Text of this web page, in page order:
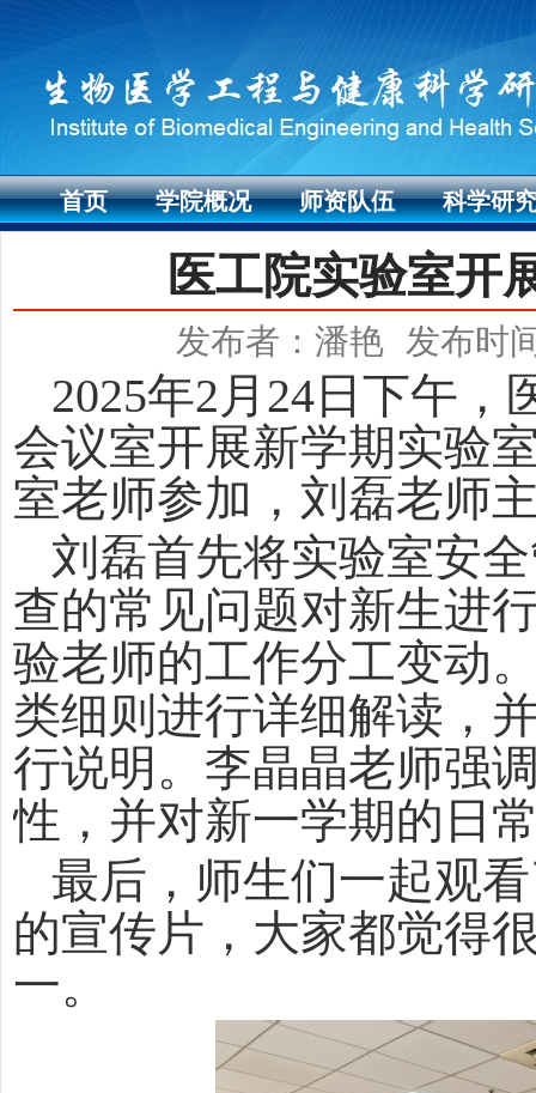
首页 学院概况 师资队伍 科学研
医工院实验室开
发布者：潘艳 发布时
2025年2月 24 日下午，
会议室开展新学期实验
室老师参加，刘磊老师
刘磊首先将实验室安
查的常见问题对新生进
验老师的工作分工变动
类细则进行详细解读，
行说明。李晶晶老师强
性，并对新一学期的日
最后，师生们一起观
的宣传片，大家都觉得
一。